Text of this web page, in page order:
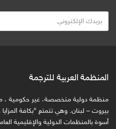
ر
ا
ا
ل
ك
المنظمة العربية للترجمة
منظمة دولية متخصصة، غير حكومية ،
بيروت – لبنان. وهي تتمتع “بكافة المزايا
أسوة بالمنظمات الدولية والإقليمية